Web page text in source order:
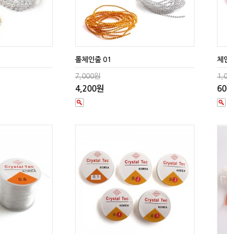
롤체인줄 01
7,000원
4,200원
체